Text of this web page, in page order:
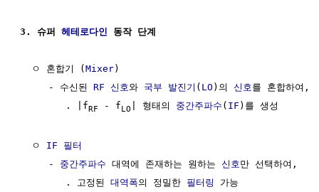
3. 슈퍼 헤테로다인 동작 단계
  ㅇ 혼합기 (
Mixer)
     - 수신된
RF 신호와 국부 발진기 ( LO )의 신호를 혼합하여,
        . |f
RF - fLO | 형태의 중간주파수 ( IF )를 생성
  ㅇ
IF
필터
     -
중간주파수 대역에 존재하는 원하는 신호만 선택하여,
        . 고정된
대역폭의 정밀한 필터링 가능